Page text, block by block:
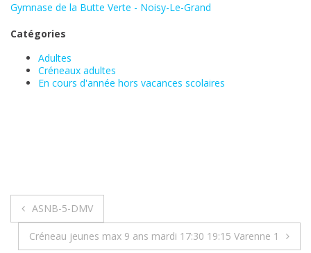
Gymnase de la Butte Verte - Noisy-Le-Grand
Catégories
Adultes
Créneaux adultes
En cours d'année hors vacances scolaires
Navigation
de
ASNB-5-DMV
Créneau jeunes max 9 ans mardi 17:30 19:15 Varenne 1